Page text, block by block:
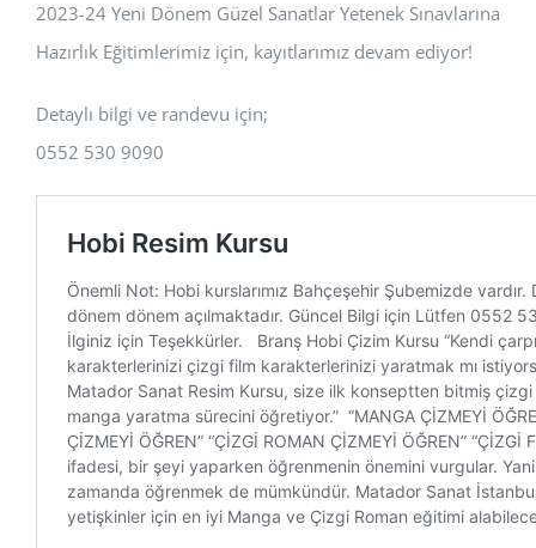
2023-24 Yeni Dönem Güzel Sanatlar Yetenek Sınavlarına
Hazırlık Eğitimlerimiz için, kayıtlarımız devam ediyor!
Detaylı bilgi ve randevu için;
0552 530 9090